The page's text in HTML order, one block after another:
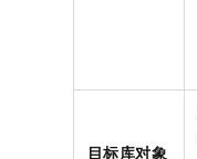
目标库对象